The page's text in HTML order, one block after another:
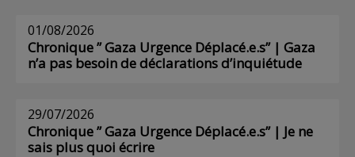
01/08/2026
Chronique ” Gaza Urgence Déplacé.e.s” | Gaza
n’a pas besoin de déclarations d’inquiétude
29/07/2026
Chronique ” Gaza Urgence Déplacé.e.s” | Je ne
sais plus quoi écrire